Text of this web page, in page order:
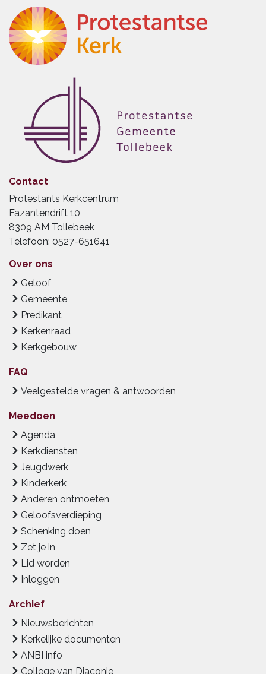
Contact
Protestants Kerkcentrum
Fazantendrift 10
8309 AM Tollebeek
Telefoon: 0527-651641
Over ons
Geloof
Gemeente
Predikant
Kerkenraad
Kerkgebouw
FAQ
Veelgestelde vragen & antwoorden
Meedoen
Agenda
Kerkdiensten
Jeugdwerk
Kinderkerk
Anderen ontmoeten
Geloofsverdieping
Schenking doen
Zet je in
Lid worden
Inloggen
Archief
Nieuwsberichten
Kerkelijke documenten
ANBI info
College van Diaconie